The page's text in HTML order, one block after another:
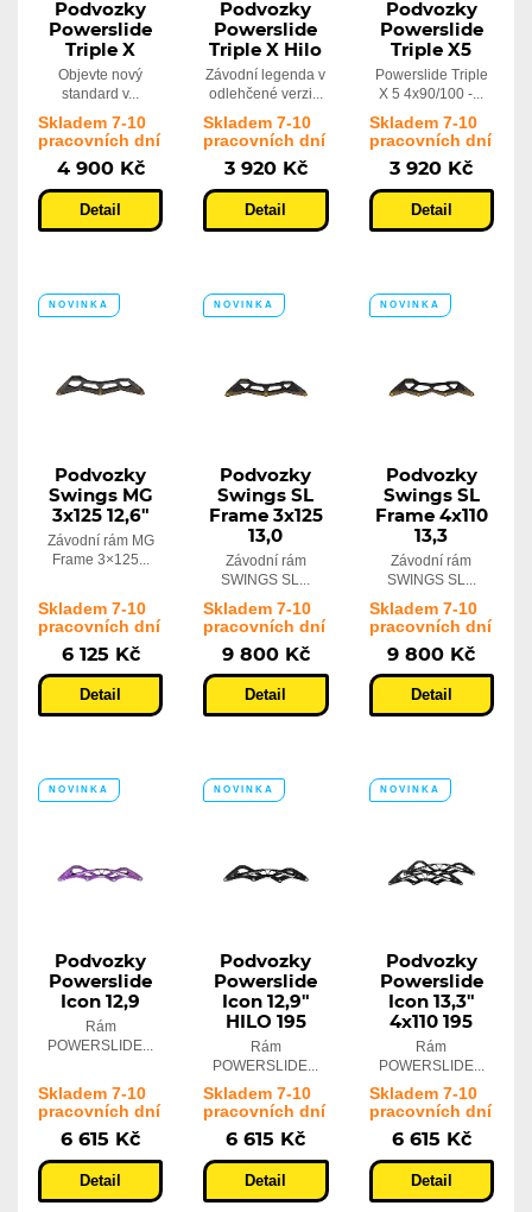
Podvozky
Powerslide
Triple X
Objevte nový
standard v...
Skladem 7-10
pracovních dní
4 900 Kč
Detail
Podvozky
Powerslide
Triple X Hilo
Závodní legenda v
odlehčené verzi...
Skladem 7-10
pracovních dní
3 920 Kč
Detail
Podvozky
Powerslide
Triple X5
Powerslide Triple
X 5 4x90/100 -...
Skladem 7-10
pracovních dní
3 920 Kč
Detail
NOVINKA
Podvozky
Swings MG
3x125 12,6"
Závodní rám MG
Frame 3×125...
Skladem 7-10
pracovních dní
6 125 Kč
Detail
NOVINKA
Podvozky
Swings SL
Frame 3x125
13,0
Závodní rám
SWINGS SL...
Skladem 7-10
pracovních dní
9 800 Kč
Detail
NOVINKA
Podvozky
Swings SL
Frame 4x110
13,3
Závodní rám
SWINGS SL...
Skladem 7-10
pracovních dní
9 800 Kč
Detail
NOVINKA
Podvozky
Powerslide
Icon 12,9
Rám
POWERSLIDE...
Skladem 7-10
pracovních dní
6 615 Kč
Detail
NOVINKA
Podvozky
Powerslide
Icon 12,9"
HILO 195
Rám
POWERSLIDE...
Skladem 7-10
pracovních dní
6 615 Kč
Detail
NOVINKA
Podvozky
Powerslide
Icon 13,3"
4x110 195
Rám
POWERSLIDE...
Skladem 7-10
pracovních dní
6 615 Kč
Detail